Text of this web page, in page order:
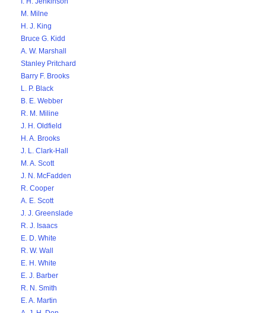
M. Milne
H. J. King
Bruce G. Kidd
A. W. Marshall
Stanley Pritchard
Barry F. Brooks
L. P. Black
B. E. Webber
R. M. Miline
J. H. Oldfield
H. A. Brooks
J. L. Clark-Hall
M. A. Scott
J. N. McFadden
R. Cooper
A. E. Scott
J. J. Greenslade
R. J. Isaacs
E. D. White
R. W. Wall
E. H. White
E. J. Barber
R. N. Smith
E. A. Martin